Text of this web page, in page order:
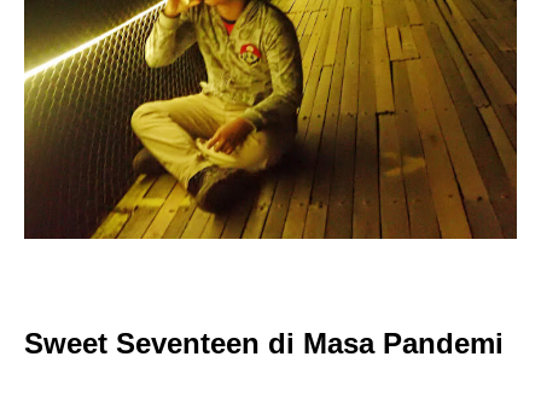
Sweet Seventeen di Masa Pandemi